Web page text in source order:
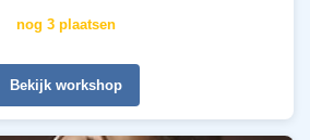
nog 3 plaatsen
Bekijk workshop